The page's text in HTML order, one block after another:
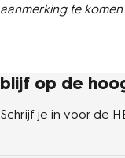
aanmerking te
blijf op de
Schrijf je in voor de